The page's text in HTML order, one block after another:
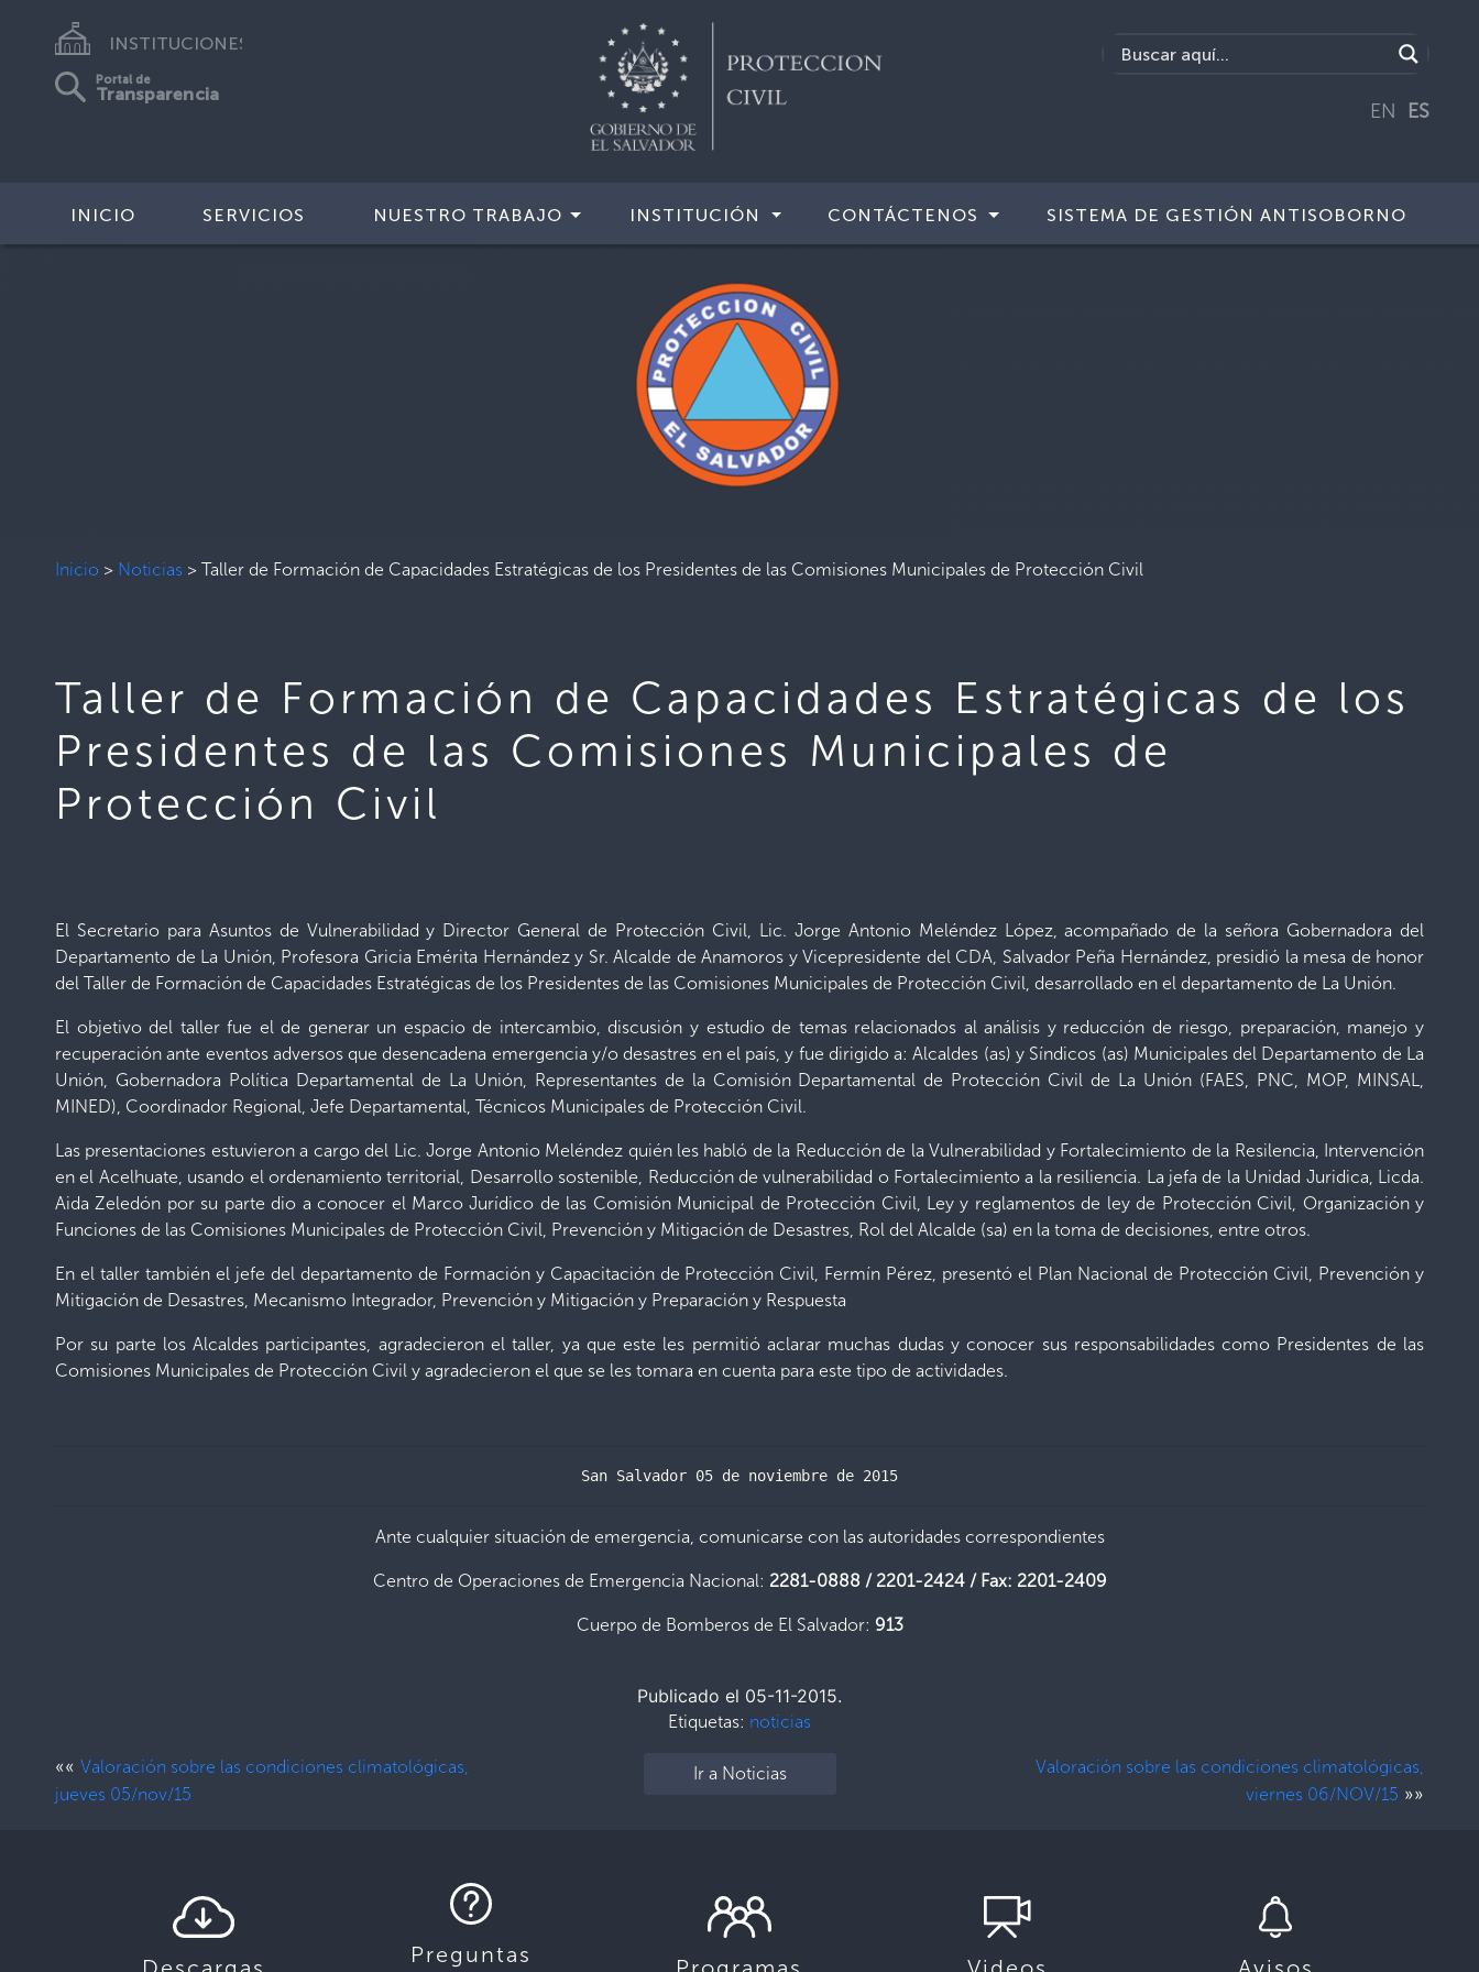
INSTITUCIONES
Portal de
Transparencia
EN ES
INICIO SERVICIOS NUESTRO TRABAJO INSTITUCIÓN CONTÁCTENOS SISTEMA DE GESTIÓN ANTISOBORNO
Inicio > Noticias > Taller de Formación de Capacidades Estratégicas de los Presidentes de las Comisiones Municipales de Protección Civil
Taller de Formación de Capacidades Estratégicas de los
Presidentes de las Comisiones Municipales de
Protección Civil
El Secretario para Asuntos de Vulnerabilidad y Director General de Protección Civil, Lic. Jorge Antonio Meléndez López, acompañado de la señora Gobernadora del
Departamento de La Unión, Profesora Gricia Emérita Hernández y Sr. Alcalde de Anamoros y Vicepresidente del CDA, Salvador Peña Hernández, presidió la mesa de honor
del Taller de Formación de Capacidades Estratégicas de los Presidentes de las Comisiones Municipales de Protección Civil, desarrollado en el departamento de La Unión.
El objetivo del taller fue el de generar un espacio de intercambio, discusión y estudio de temas relacionados al análisis y reducción de riesgo, preparación, manejo y
recuperación ante eventos adversos que desencadena emergencia y/o desastres en el país, y fue dirigido a: Alcaldes (as) y Síndicos (as) Municipales del Departamento de La
Unión, Gobernadora Política Departamental de La Unión, Representantes de la Comisión Departamental de Protección Civil de La Unión (FAES, PNC, MOP, MINSAL,
MINED), Coordinador Regional, Jefe Departamental, Técnicos Municipales de Protección Civil.
Las presentaciones estuvieron a cargo del Lic. Jorge Antonio Meléndez quién les habló de la Reducción de la Vulnerabilidad y Fortalecimiento de la Resilencia, Intervención
en el Acelhuate, usando el ordenamiento territorial, Desarrollo sostenible, Reducción de vulnerabilidad o Fortalecimiento a la resiliencia. La jefa de la Unidad Juridica, Licda.
Aida Zeledón por su parte dio a conocer el Marco Jurídico de las Comisión Municipal de Protección Civil, Ley y reglamentos de ley de Protección Civil, Organización y
Funciones de las Comisiones Municipales de Protección Civil, Prevención y Mitigación de Desastres, Rol del Alcalde (sa) en la toma de decisiones, entre otros.
En el taller también el jefe del departamento de Formación y Capacitación de Protección Civil, Fermín Pérez, presentó el Plan Nacional de Protección Civil, Prevención y
Mitigación de Desastres, Mecanismo Integrador, Prevención y Mitigación y Preparación y Respuesta
Por su parte los Alcaldes participantes, agradecieron el taller, ya que este les permitió aclarar muchas dudas y conocer sus responsabilidades como Presidentes de las
Comisiones Municipales de Protección Civil y agradecieron el que se les tomara en cuenta para este tipo de actividades.
San Salvador 05 de noviembre de 2015
Ante cualquier situación de emergencia, comunicarse con las autoridades correspondientes
Centro de Operaciones de Emergencia Nacional: 2281-0888 / 2201-2424 / Fax: 2201-2409
Cuerpo de Bomberos de El Salvador: 913
Publicado el 05-11-2015.
Etiquetas: noticias
«« Valoración sobre las condiciones climatológicas,
jueves 05/nov/15
Ir a Noticias
Valoración sobre las condiciones climatológicas,
viernes 06/NOV/15 »»
Preguntas